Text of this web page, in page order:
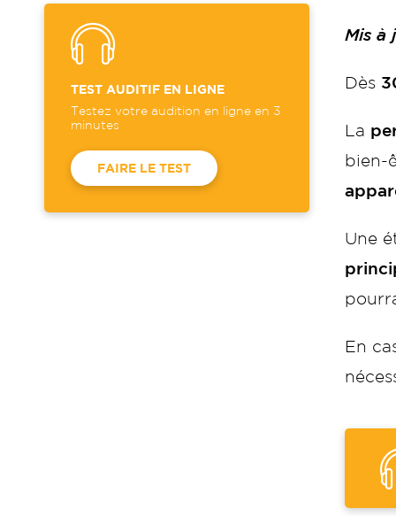
TEST AUDITIF EN LIGNE
Testez votre audition en ligne en 3
minutes
FAIRE LE TEST
Mis à
Dès
La
bien-
Une
En